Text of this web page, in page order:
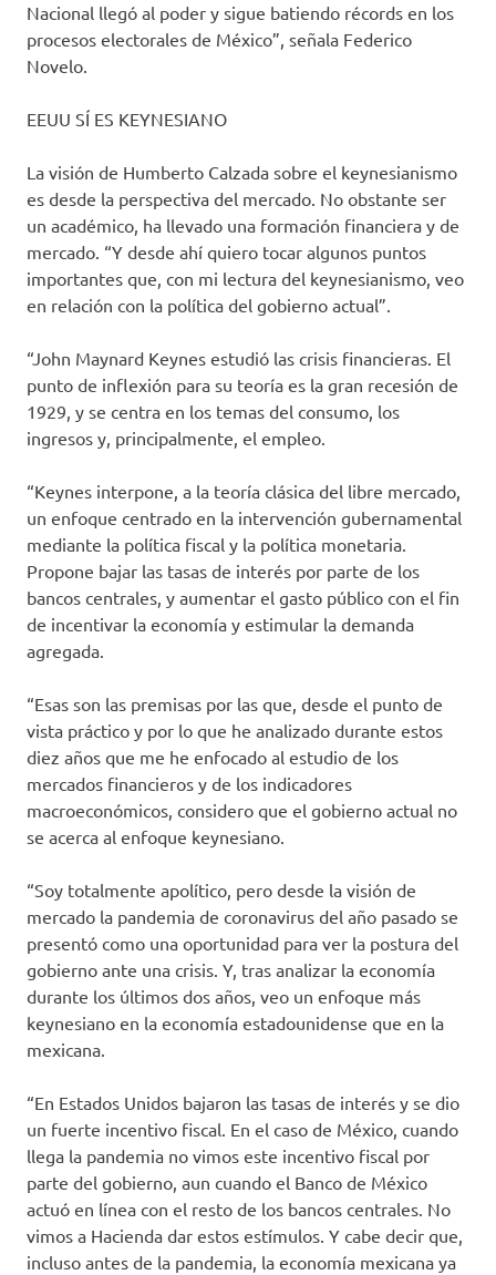
Nacional llegó al poder y sigue batiendo récords en los
procesos electorales de México”, señala Federico
Novelo.
EEUU SÍ ES KEYNESIANO
La visión de Humberto Calzada sobre el keynesianismo
es desde la perspectiva del mercado. No obstante ser
un académico, ha llevado una formación financiera y de
mercado. “Y desde ahí quiero tocar algunos puntos
importantes que, con mi lectura del keynesianismo, veo
en relación con la política del gobierno actual”.
“John Maynard Keynes estudió las crisis financieras. El
punto de inflexión para su teoría es la gran recesión de
1929, y se centra en los temas del consumo, los
ingresos y, principalmente, el empleo.
“Keynes interpone, a la teoría clásica del libre mercado,
un enfoque centrado en la intervención gubernamental
mediante la política fiscal y la política monetaria.
Propone bajar las tasas de interés por parte de los
bancos centrales, y aumentar el gasto público con el fin
de incentivar la economía y estimular la demanda
agregada.
“Esas son las premisas por las que, desde el punto de
vista práctico y por lo que he analizado durante estos
diez años que me he enfocado al estudio de los
mercados financieros y de los indicadores
macroeconómicos, considero que el gobierno actual no
se acerca al enfoque keynesiano.
“Soy totalmente apolítico, pero desde la visión de
mercado la pandemia de coronavirus del año pasado se
presentó como una oportunidad para ver la postura del
gobierno ante una crisis. Y, tras analizar la economía
durante los últimos dos años, veo un enfoque más
keynesiano en la economía estadounidense que en la
mexicana.
“En Estados Unidos bajaron las tasas de interés y se dio
un fuerte incentivo fiscal. En el caso de México, cuando
llega la pandemia no vimos este incentivo fiscal por
parte del gobierno, aun cuando el Banco de México
actuó en línea con el resto de los bancos centrales. No
vimos a Hacienda dar estos estímulos. Y cabe decir que,
incluso antes de la pandemia, la economía mexicana ya